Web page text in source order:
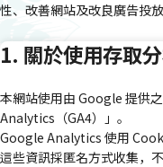
性、改善網站及改良廣告投
1. 關於使用存取
本網站使用由 Google 提供
Analytics（GA4）」。
Google Analytics 使用
這些資訊採匿名方式收集，